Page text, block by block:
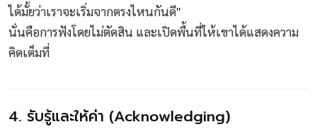
ได้มั้ยว่าเราจะเริ่มจากตรงไหนกันดี"
นั่นคือการฟังโดยไม่ตัดสิน และเปิดพื้นที่ให้เขาได้แสดงความ
คิดเต็มที่
4. รับรู้และให้ค่า (Acknowledging)